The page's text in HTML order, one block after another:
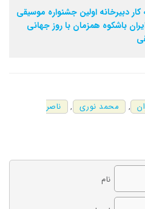
کار دبیرخانه اولین جشنواره موسیقی
باشکوه همزمان با روز جهانی
, محمد نوری ,
ناصر
نام